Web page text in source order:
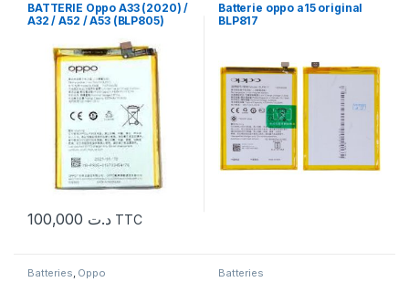
BATTERIE Oppo A33 (2020) /
A32 / A52 / A53 (BLP805)
د.ت TTC
Batterie oppo a15 original
BLP817
Batteries, Oppo Batteries